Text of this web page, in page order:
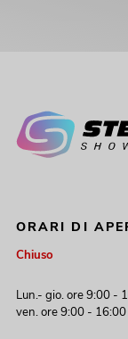
ORARI DI
Chiuso
Lun.- gio. ore 9:00 -
ven. ore 9:00 - 16:00